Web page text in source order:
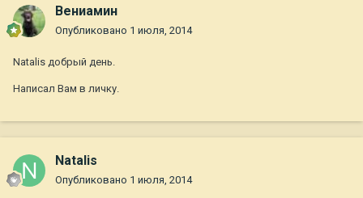
Вениамин
Опубликовано 1 июля, 2014
Natalis добрый день.
Написал Вам в личку.
Natalis
Опубликовано 1 июля, 2014